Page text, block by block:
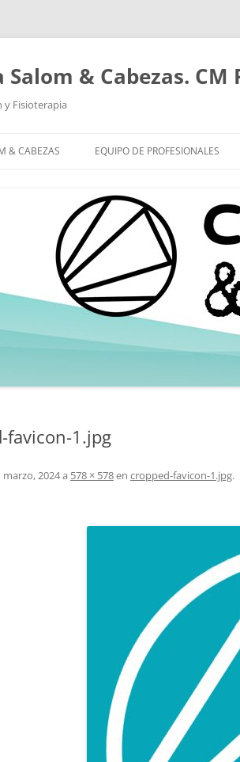
& Cabezas. CM
y Fisioterapia
& CABEZAS EQUIPO DE PROFESIONALES
favicon-1.jpg
marzo, 2024a 578 × 578en cropped-favicon-1.jpg.